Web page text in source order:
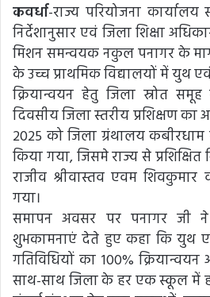
कवर्धा-राज्य परियोजना कार्यालय
निर्देशानुसार एवं जिला शिक्षा
मिशन समन्वयक नकुल पनागर के
के उच्च प्राथमिक विद्यालयों में
क्रियान्वयन हेतु जिला स्रोत
दिवसीय जिला स्तरीय प्रशिक्षण
2025 को जिला ग्रंथालय
किया गया, जिसमे राज्य से
राजीव श्रीवास्तव एवम शिवकुमार
गया।
समापन अवसर पर पनागर जी ने
शुभकामनाएं देते हुए कहा कि युथ
गतिविधियों का 100%
साथ-साथ जिला के हर एक स्कूल में